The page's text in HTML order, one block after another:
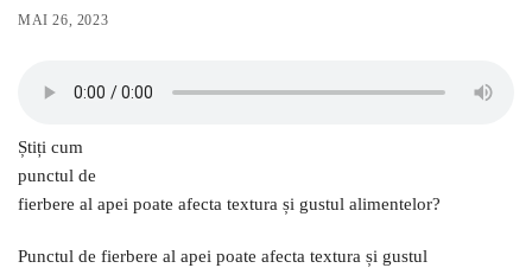
MAI 26, 2023
Știți cum
punctul de
fierbere al apei poate afecta textura și gustul alimentelor?
Punctul de fierbere al apei poate afecta textura și gustul